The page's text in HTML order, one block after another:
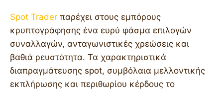
Spot Trader παρέχει στους εμπόρους
κρυπτογράφησης ένα ευρύ φάσμα επιλογών
συναλλαγών, ανταγωνιστικές χρεώσεις και
βαθιά ρευστότητα. Τα χαρακτηριστικά
διαπραγμάτευσης spot, συμβόλαια μελλοντικής
εκπλήρωσης και περιθωρίου κέρδους το